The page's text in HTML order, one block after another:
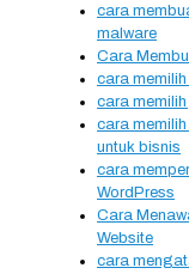
cara
malware
Cara
cara
cara
cara
untuk bisnis
cara
WordPress
Cara
Website
cara